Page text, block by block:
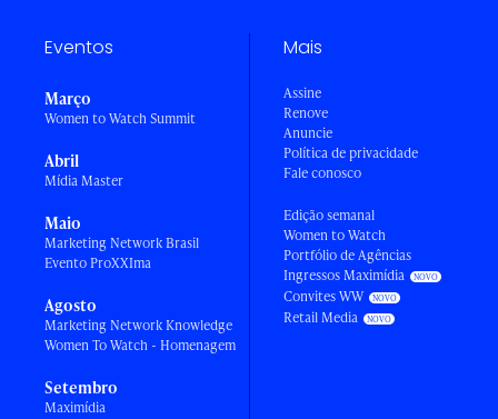
Eventos
Março
Women to Watch Summit
Abril
Mídia Master
Maio
Marketing Network Brasil
Evento ProXXIma
Agosto
Marketing Network Knowledge
Women To Watch - Homenagem
Setembro
Maximídia
Mais
Assine
Renove
Anuncie
Política de privacidade
Fale conosco
Edição semanal
Women to Watch
Portfólio de Agências
Ingressos Maximídia
Convites WW
Retail Media